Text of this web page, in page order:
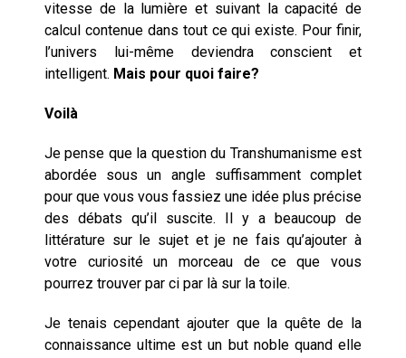
vitesse de la lumière et suivant la capacité de
calcul contenue dans tout ce qui existe. Pour finir,
l’univers lui-même deviendra conscient et
intelligent. Mais pour quoi faire?
Voilà
Je pense que la question du Transhumanisme est
abordée sous un angle suffisamment complet
pour que vous vous fassiez une idée plus précise
des débats qu’il suscite. Il y a beaucoup de
littérature sur le sujet et je ne fais qu’ajouter à
votre curiosité un morceau de ce que vous
pourrez trouver par ci par là sur la toile.
Je tenais cependant ajouter que la quête de la
connaissance ultime est un but noble quand elle